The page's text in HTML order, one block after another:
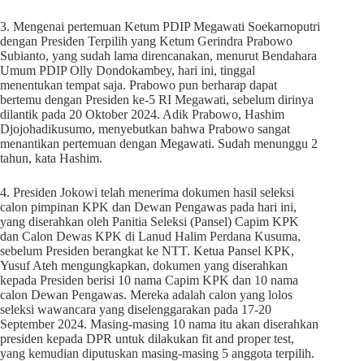
3. Mengenai pertemuan Ketum PDIP Megawati Soekarnoputri
dengan Presiden Terpilih yang Ketum Gerindra Prabowo
Subianto, yang sudah lama direncanakan, menurut Bendahara
Umum PDIP Olly Dondokambey, hari ini, tinggal
menentukan tempat saja. Prabowo pun berharap dapat
bertemu dengan Presiden ke-5 RI Megawati, sebelum dirinya
dilantik pada 20 Oktober 2024. Adik Prabowo, Hashim
Djojohadikusumo, menyebutkan bahwa Prabowo sangat
menantikan pertemuan dengan Megawati. Sudah menunggu 2
tahun, kata Hashim.
4. Presiden Jokowi telah menerima dokumen hasil seleksi
calon pimpinan KPK dan Dewan Pengawas pada hari ini,
yang diserahkan oleh Panitia Seleksi (Pansel) Capim KPK
dan Calon Dewas KPK di Lanud Halim Perdana Kusuma,
sebelum Presiden berangkat ke NTT. Ketua Pansel KPK,
Yusuf Ateh mengungkapkan, dokumen yang diserahkan
kepada Presiden berisi 10 nama Capim KPK dan 10 nama
calon Dewan Pengawas. Mereka adalah calon yang lolos
seleksi wawancara yang diselenggarakan pada 17-20
September 2024. Masing-masing 10 nama itu akan diserahkan
presiden kepada DPR untuk dilakukan fit and proper test,
yang kemudian diputuskan masing-masing 5 anggota terpilih.